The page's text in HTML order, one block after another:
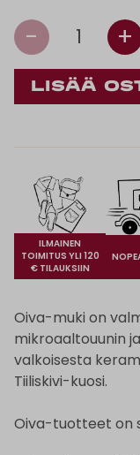
- 1 +
ILMAINEN
TOIMITUS YLI 120
€ TILAUKSIIN
Oiva-muki on
mikroaaltouunin
valkoisesta
Tiiliskivi-kuosi.
Oiva-tuotteet on